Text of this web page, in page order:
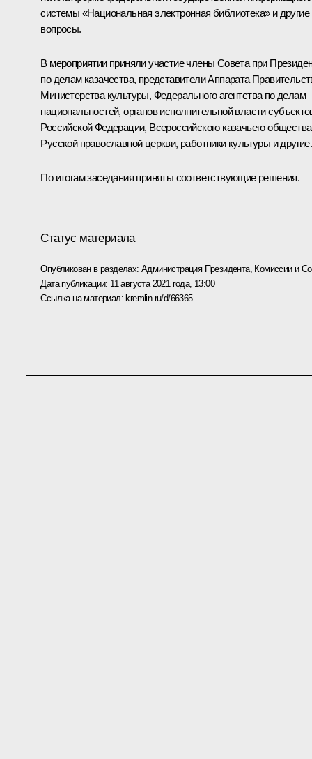
системы «Национальная электронная библиотека» и другие
вопросы.
В мероприятии приняли участие члены Совета при
по делам казачества, представители Аппарата
Министерства культуры, Федерального агентства по делам
национальностей, органов исполнительной власти
Российской Федерации, Всероссийского казачьего
Русской православной церкви, работники культуры и другие.
По итогам заседания приняты соответствующие решения.
Статус материала
Опубликован в разделах: Администрация Президента, Комиссии и
Дата публикации: 11 августа 2021 года, 13:00
Ссылка на материал: kremlin.ru/d/66365